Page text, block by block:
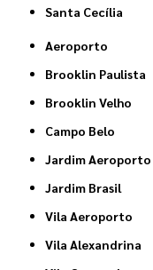
Santa Cecília
Aeroporto
Brooklin Paulista
Brooklin Velho
Campo Belo
Jardim Aeroporto
Jardim Brasil
Vila Aeroporto
Vila Alexandrina